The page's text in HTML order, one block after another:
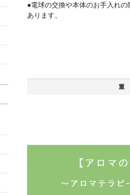
●電球の交換や本体のお手入れ
あります。
重